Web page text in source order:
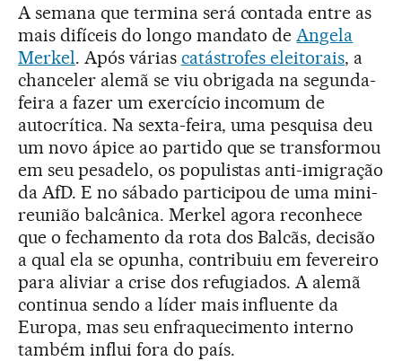
A semana que termina será contada entre as
mais difíceis do longo mandato de Angela
Merkel. Após várias catástrofes eleitorais, a
chanceler alemã se viu obrigada na segunda-
feira a fazer um exercício incomum de
autocrítica. Na sexta-feira, uma pesquisa deu
um novo ápice ao partido que se transformou
em seu pesadelo, os populistas anti-imigração
da AfD. E no sábado participou de uma mini-
reunião balcânica. Merkel agora reconhece
que o fechamento da rota dos Balcãs, decisão
a qual ela se opunha, contribuiu em fevereiro
para aliviar a crise dos refugiados. A alemã
continua sendo a líder mais influente da
Europa, mas seu enfraquecimento interno
também influi fora do país.